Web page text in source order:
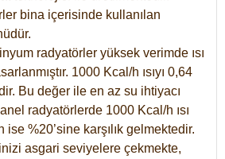
bina içerisinde kullanılan
radyatörler yüksek verimde ısı
1000 Kcal/h ısıyı 0,64
Bu değer ile en az su ihtiyacı
radyatörlerde 1000 Kcal/h ısı
ise %20’sine karşılık gelmektedir.
asgari seviyelere çekmekte,